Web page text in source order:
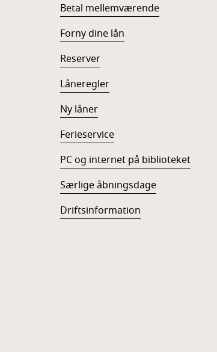
Betal mellemværende
Forny dine lån
Reserver
Låneregler
Ny låner
Ferieservice
PC og internet på biblioteket
Særlige åbningsdage
Driftsinformation